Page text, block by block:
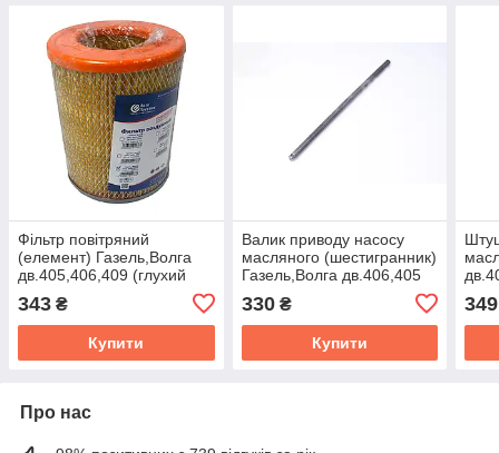
Фільтр повітряний
(елемент) Газель,Волга
дв.405,406,409 (глухий
Престиж)
343 ₴
Купити
Валик приводу насосу
масляного (шестигранник)
Газель,Волга дв.406,405
(Україна) 406.1011220-10
330₴
Купити
349
Про нас